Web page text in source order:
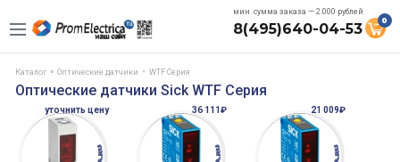
мин. сумма заказа — 2.000 рублей
8(495)640-04-53 0
Каталог Оптические датчики WTF Серия
Оптические датчики Sick WTF Серия
уточнить цену 36 111₽ 21 009₽